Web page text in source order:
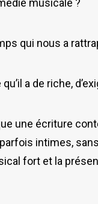
musicale ?
qui nous a
a de riche,
une écriture
intimes,
fort et la